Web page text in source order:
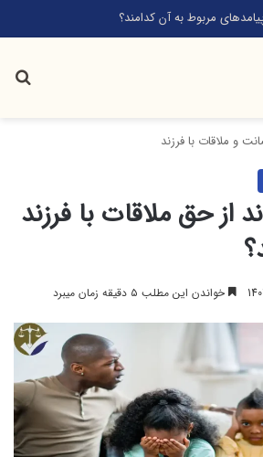
وکیل خانواده کدامند؟
و ملاقات با فرزند
از حق ملاقات با فرزند
خواندن این مطلب ۵ دقیقه زمان میبرد